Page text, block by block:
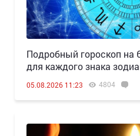
Подробный гороскоп на
для каждого знака
05.08.2026 11:23 4804